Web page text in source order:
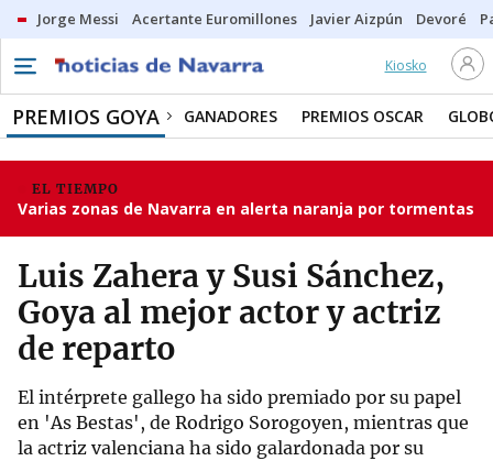
Jorge Messi Acertante Euromillones Javier Aizpún Devoré
Kiosko
PREMIOS GOYA GANADORES PREMIOS OSCAR
EL TIEMPO
Varias zonas de Navarra en alerta naranja por tormentas
Luis Zahera y Susi Sánchez,
Goya al mejor actor y actriz
de reparto
El intérprete gallego ha sido premiado por su papel
en 'As Bestas', de Rodrigo Sorogoyen, mientras que
la actriz valenciana ha sido galardonada por su